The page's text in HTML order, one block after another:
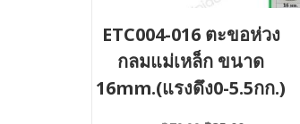
ETC004-016 ตะขอห่วง
กลมแม่เหล็ก ขนาด
16mm.(แรงดึง0-5.5กก.)